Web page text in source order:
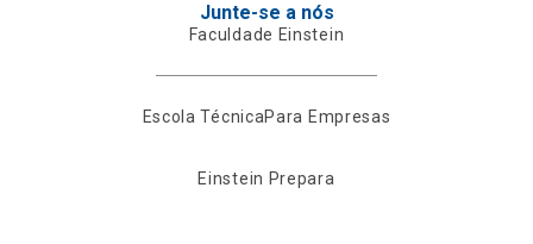
Junte-se a nós
Faculdade Einstein
Escola TécnicaPara Empresas
Einstein Prepara